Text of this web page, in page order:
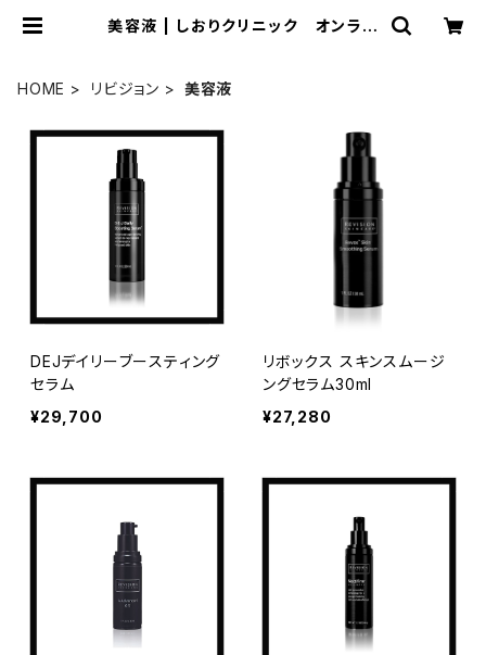
美容液 | しおりクリニック オンライ
HOME リビジョン 美容液
DEJデイリーブースティング
セラム
¥29,700
リボックス スキンスムージ
ングセラム30ml
¥27,280